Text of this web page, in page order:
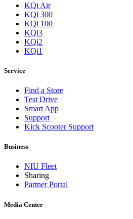
KQi Air
KQi 300
KQi 100
KQi3
KQi2
KQi1
Service
Find a Store
Test Drive
Smart App
Support
Kick Scooter Support
Business
NIU Fleet
Sharing
Partner Portal
Media Center